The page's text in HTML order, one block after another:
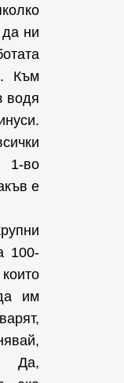
ни
Към
водя
1-во
е
100-
им
Да,